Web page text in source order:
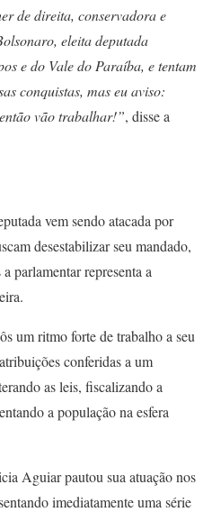
de direita, conservadora e
eleita deputada
e do Vale do Paraíba, e tentam
conquistas, mas eu aviso:
vão trabalhar!”, disse a
vem sendo atacada por
desestabilizar seu mandado,
parlamentar representa a
um ritmo forte de trabalho a seu
conferidas a um
as leis, fiscalizando a
a população na esfera
Aguiar pautou sua atuação nos
imediatamente uma série